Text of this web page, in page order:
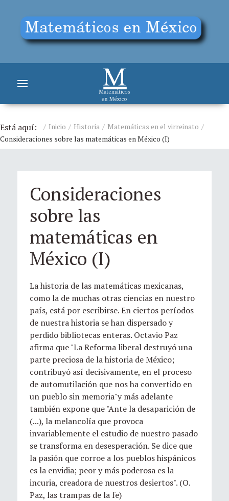
Está aquí: Inicio Historia
Matemáticas en el virreinato
Consideraciones sobre las matemáticas en México (I)
Consideraciones
sobre las
matemáticas en
México (I)
La historia de las matemáticas mexicanas,
como la de muchas otras ciencias en nuestro
país, está por escribirse. En ciertos períodos
de nuestra historia se han dispersado y
perdido bibliotecas enteras. Octavio Paz
afirma que "La Reforma liberal destruyó una
parte preciosa de la historia de México;
contribuyó así decisivamente, en el proceso
de automutilación que nos ha convertido en
un pueblo sin memoria"y más adelante
también expone que "Ante la desaparición de
(...), la melancolía que provoca
invariablemente el estudio de nuestro pasado
se transforma en desesperación. Se dice que
la pasión que corroe a los pueblos hispánicos
es la envidia; peor y más poderosa es la
incuria, creadora de nuestros desiertos". (O.
Paz, las trampas de la fe)